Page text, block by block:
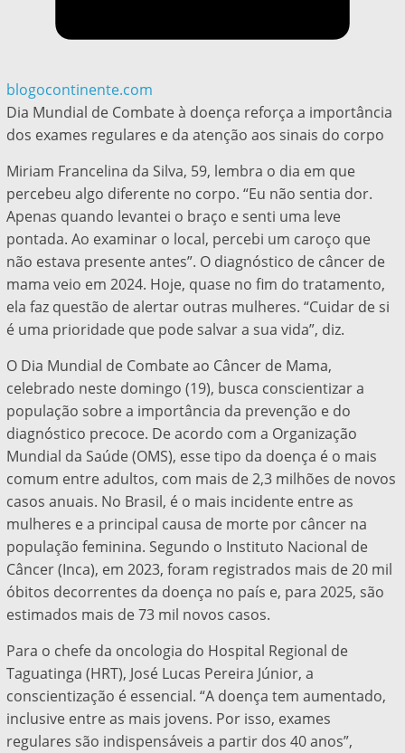
blogocontinente.com
Dia Mundial de Combate à doença reforça a importância
dos exames regulares e da atenção aos sinais do corpo
Miriam Francelina da Silva, 59, lembra o dia em que
percebeu algo diferente no corpo. “Eu não sentia dor.
Apenas quando levantei o braço e senti uma leve
pontada. Ao examinar o local, percebi um caroço que
não estava presente antes”. O diagnóstico de câncer de
mama veio em 2024. Hoje, quase no fim do tratamento,
ela faz questão de alertar outras mulheres. “Cuidar de si
é uma prioridade que pode salvar a sua vida”, diz.
O Dia Mundial de Combate ao Câncer de Mama,
celebrado neste domingo (19), busca conscientizar a
população sobre a importância da prevenção e do
diagnóstico precoce. De acordo com a Organização
Mundial da Saúde (OMS), esse tipo da doença é o mais
comum entre adultos, com mais de 2,3 milhões de novos
casos anuais. No Brasil, é o mais incidente entre as
mulheres e a principal causa de morte por câncer na
população feminina. Segundo o Instituto Nacional de
Câncer (Inca), em 2023, foram registrados mais de 20 mil
óbitos decorrentes da doença no país e, para 2025, são
estimados mais de 73 mil novos casos.
Para o chefe da oncologia do Hospital Regional de
Taguatinga (HRT), José Lucas Pereira Júnior, a
conscientização é essencial. “A doença tem aumentado,
inclusive entre as mais jovens. Por isso, exames
regulares são indispensáveis a partir dos 40 anos”,